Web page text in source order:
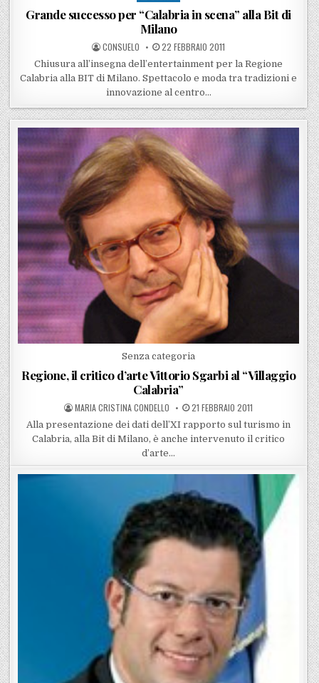
Grande successo per “Calabria in scena” alla Bit di
Milano
POSTED BY
CONSUELO POSTED ON
22 FEBBRAIO 2011
Chiusura all’insegna dell’entertainment per la Regione
Calabria alla BIT di Milano. Spettacolo e moda tra tradizioni e
innovazione al centro…
Posted in
Senza categoria
Regione, il critico d’arte Vittorio Sgarbi al “Villaggio
Calabria”
POSTED BY
MARIA CRISTINA CONDELLO POSTED ON
21 FEBBRAIO 2011
Alla presentazione dei dati dell’XI rapporto sul turismo in
Calabria, alla Bit di Milano, è anche intervenuto il critico
d’arte…